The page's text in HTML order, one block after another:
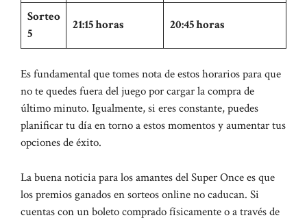
Sorteo
5
21:15 horas 20:45 horas
Es fundamental que tomes nota de estos horarios para que
no te quedes fuera del juego por cargar la compra de
último minuto. Igualmente, si eres constante, puedes
planificar tu día en torno a estos momentos y aumentar tus
opciones de éxito.
La buena noticia para los amantes del Super Once es que
los premios ganados en sorteos online no caducan. Si
cuentas con un boleto comprado físicamente o a través de